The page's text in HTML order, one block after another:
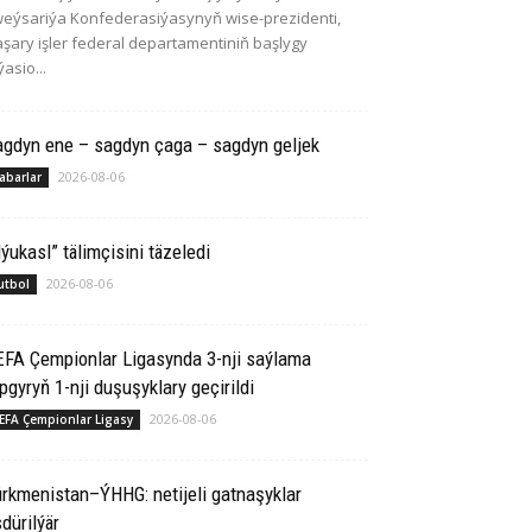
Konfederasiýasynyň wise-prezidenti,
işler federal departamentiniň başlygy
ene – sagdyn çaga – sagdyn geljek
2026-08-06
tälimçisini täzeledi
2026-08-06
Çempionlar Ligasynda 3-nji saýlama
1-nji duşuşyklary geçirildi
Çempionlar Ligasy 2026-08-06
netijeli gatnaşyklar